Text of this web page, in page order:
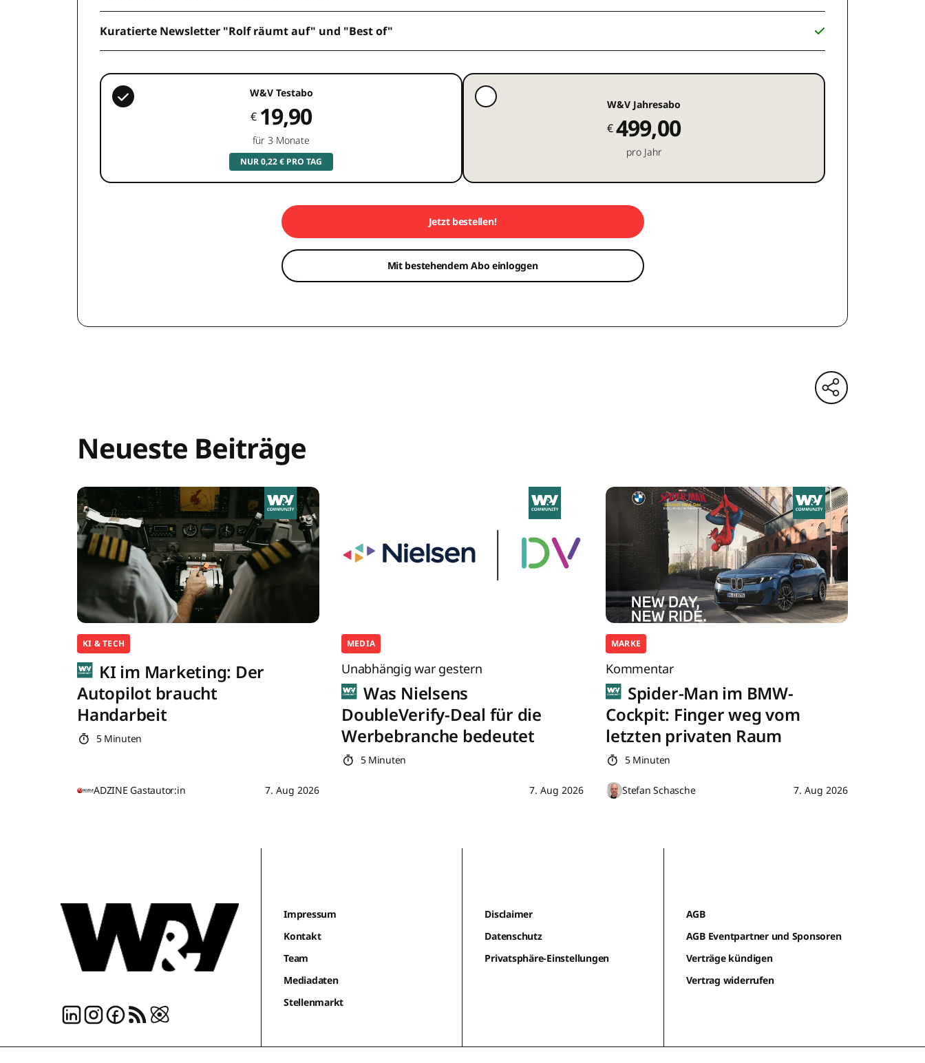
Kuratierte Newsletter "Rolf räumt auf" und "Best of"
W&V Testabo
€ 19,90
für 3 Monate
NUR 0,22 € PRO TAG
W&V Jahresabo
€499,00
pro Jahr
Jetzt bestellen!
Mit bestehendem Abo einloggen
Neueste Beiträge
KI & TECH
KI im Marketing: Der
Autopilot braucht
Handarbeit
5 Minuten
ADZINE Gastautor:in 7. Aug 2026
MEDIA
Unabhängig war gestern
Was Nielsens
DoubleVerify-Deal für die
Werbebranche bedeutet
5 Minuten
7. Aug 2026
MARKE
Kommentar
Spider-Man im BMW-
Cockpit: Finger weg vom
letzten privaten Raum
5 Minuten
Stefan Schasche 7. Aug 2026
Impressum
Kontakt
Team
Mediadaten
Stellenmarkt
Disclaimer
Datenschutz
Privatsphäre-Einstellungen
AGB
AGB Eventpartner und Sponsoren
Verträge kündigen
Vertrag widerrufen